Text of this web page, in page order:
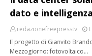
dato e
redazionefreepresstv
Il progetto di Gianvito
Mezzogiorno: fotovoltaico…